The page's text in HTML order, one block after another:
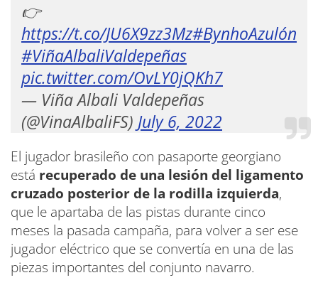
👉
https://t.co/JU6X9zz3Mz#BynhoAzulón
#ViñaAlbaliValdepeñas
pic.twitter.com/OvLY0jQKh7
— Viña Albali Valdepeñas
(@VinaAlbaliFS) July 6, 2022
El jugador brasileño con pasaporte georgiano
está recuperado de una lesión del ligamento
cruzado posterior de la rodilla izquierda,
que le apartaba de las pistas durante cinco
meses la pasada campaña, para volver a ser ese
jugador eléctrico que se convertía en una de las
piezas importantes del conjunto navarro.